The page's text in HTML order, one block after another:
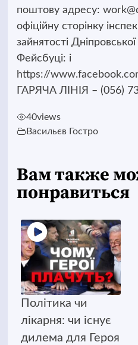
поштову адресу:
офіційну сторінку
зайнятості
Фейсбуці: і
https://
ГАРЯЧА ЛІНІЯ – (056)
40views
Васильєв Гостро
Вам также
понравиться
Політика чи
лікарня: чи існує
дилема для Героя